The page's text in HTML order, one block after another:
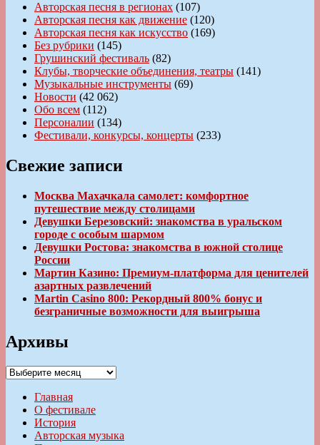
Авторская песня в регионах (107)
Авторская песня как движение (120)
Авторская песня как искусство (169)
Без рубрики (145)
Грушинский фестиваль (82)
Клубы, творческие объединения, театры (141)
Музыкальные инструменты (69)
Новости (42 062)
Обо всем (112)
Персоналии (134)
Фестивали, конкурсы, концерты (233)
Свежие записи
Москва Махачкала самолет: комфортное
путешествие между столицами
Девушки Березовский: знакомства в уральском
городе с особым шармом
Девушки Ростова: знакомства в южной столице
России
Мартин Казино: Премиум-платформа для ценителей
азартных развлечений
Martin Casino 800: Рекордный 800% бонус и
безграничные возможности для выигрыша
Архивы
Архивы
Главная
О фестивале
История
Авторская музыка